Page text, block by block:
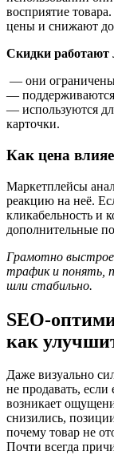
восприятие
цены и снижают
Скидки работают
— они
— поддерживаются
— используются
карточки.
Как цена
Маркетплейсы
реакцию на неё.
кликабельность и
дополнительные
Грамотно
трафик и понять,
шли стабильно.
SEO-
как
Даже визуально
не продавать,
возникает
снизились,
почему товар не
Почти всегда